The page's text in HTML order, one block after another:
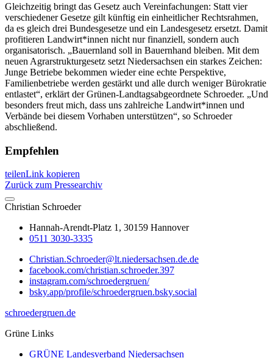
Gleichzeitig bringt das Gesetz auch Vereinfachungen: Statt vier
verschiedener Gesetze gilt künftig ein einheitlicher Rechtsrahmen,
da es gleich drei Bundesgesetze und ein Landesgesetz ersetzt. Damit
profitieren Landwirt*innen nicht nur finanziell, sondern auch
organisatorisch. „Bauernland soll in Bauernhand bleiben. Mit dem
neuen Agrarstrukturgesetz setzt Niedersachsen ein starkes Zeichen:
Junge Betriebe bekommen wieder eine echte Perspektive,
Familienbetriebe werden gestärkt und alle durch weniger Bürokratie
entlastet“, erklärt der Grünen-Landtagsabgeordnete Schroeder. „Und
besonders freut mich, dass uns zahlreiche Landwirt*innen und
Verbände bei diesem Vorhaben unterstützen“, so Schroeder
abschließend.
Empfehlen
teilenLink kopieren
Zurück zum Pressearchiv
Christian Schroeder
Hannah-Arendt-Platz 1, 30159 Hannover
0511 3030-3335
Christian.Schroeder@lt.niedersachsen.de.de
facebook.com/christian.schroeder.397
instagram.com/schroedergruen/
bsky.app/profile/schroedergruen.bsky.social
schroedergruen.de
Grüne Links
GRÜNE Landesverband Niedersachsen